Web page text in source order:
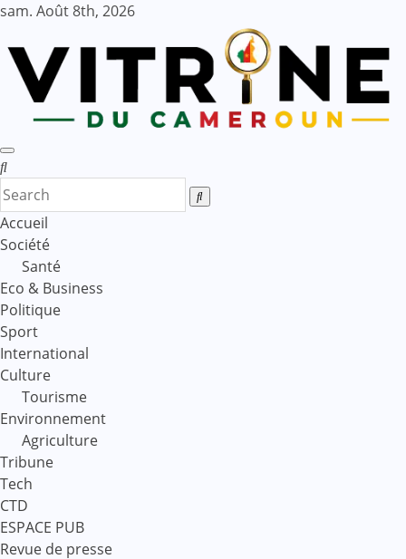
Skip
content
sam. Août 8th, 2026
Accueil
Société
Santé
Eco & Business
Politique
Sport
International
Culture
Tourisme
Environnement
Agriculture
Tribune
Tech
CTD
ESPACE PUB
Revue de presse